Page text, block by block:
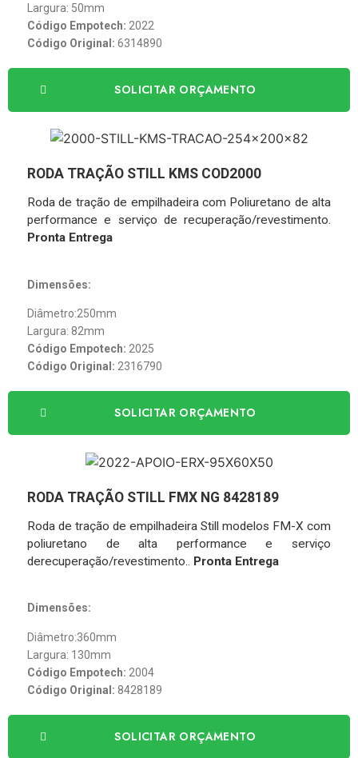
Largura: 50mm
Código Empotech: 2022
Código Original: 6314890
SOLICITAR ORÇAMENTO
RODA TRAÇÃO STILL KMS COD2000
Roda de tração de empilhadeira com Poliuretano de alta
performance e serviço de recuperação/revestimento.
Pronta Entrega
Dimensões:
Diâmetro:250mm
Largura: 82mm
Código Empotech: 2025
Código Original: 2316790
SOLICITAR ORÇAMENTO
RODA TRAÇÃO STILL FMX NG 8428189
Roda de tração de empilhadeira Still modelos FM-X com
poliuretano de alta performance e serviço
derecuperação/revestimento.. Pronta Entrega
Dimensões:
Diâmetro:360mm
Largura: 130mm
Código Empotech: 2004
Código Original: 8428189
SOLICITAR ORÇAMENTO